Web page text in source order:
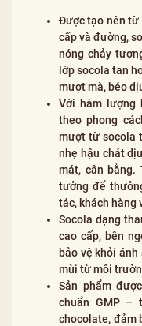
Được tạo nên từ
cấp và đường,
nóng chảy
lớp socola tan
mượt mà, béo
Với hàm lượng
theo phong
mượt từ socola
nhẹ hậu chát
mát, cân bằng.
tưởng để
tác, khách hàng
Socola dạng
cao cấp, bên
bảo vệ khỏi ánh
mùi từ môi
Sản phẩm
chuẩn GMP –
chocolate, đảm